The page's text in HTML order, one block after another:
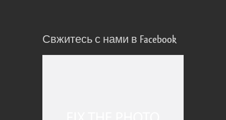
Свжитесь с нами в Facebook